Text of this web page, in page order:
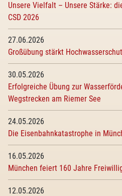
Unsere Vielfalt – Unsere Stärke:
CSD 2026
27.06.2026
Großübung stärkt
30.05.2026
Erfolgreiche Übung zur
Wegstrecken am Riemer See
24.05.2026
Die Eisenbahnkatastrophe in
16.05.2026
München feiert 160 Jahre
12.05.2026